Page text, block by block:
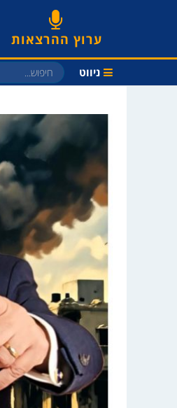
ערוץ ההרצאות
ניווט